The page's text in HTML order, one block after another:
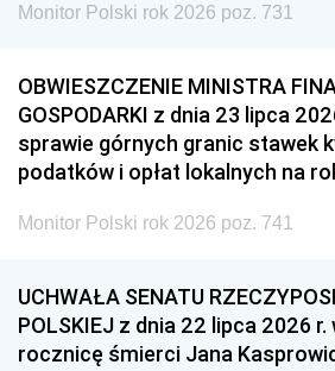
Monitor Polski rok 2026 poz. 731
OBWIESZCZENIE MINISTRA
GOSPODARKI z dnia 23 lipca
sprawie górnych granic stawek
podatków i opłat lokalnych na
Monitor Polski rok 2026 poz. 741
UCHWAŁA SENATU
POLSKIEJ z dnia 22 lipca 2026 r.
rocznicę śmierci Jana